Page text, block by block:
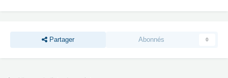
Partager Abonnés 0